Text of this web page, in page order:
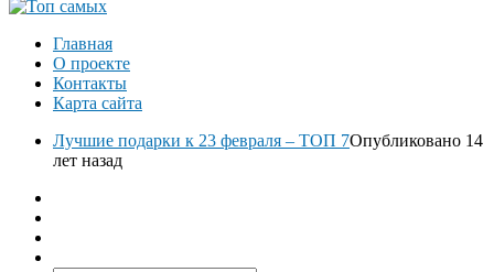
Главная
О проекте
Контакты
Карта сайта
Лучшие подарки к 23 февраля – ТОП 7Опубликовано 14
лет назад